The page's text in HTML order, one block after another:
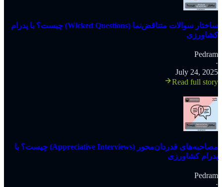
‫ساختار سوالات متناقض‌نما (Wicked Questions) چیست؟ با پدرام
کشاورزی
Pedram
·
July 24, 2025
Read full story
‫مصاحبه‌های قدردان‌محور (Appreciative Interviews) چیست؟ با
پدرام کشاورزی
Pedram
·